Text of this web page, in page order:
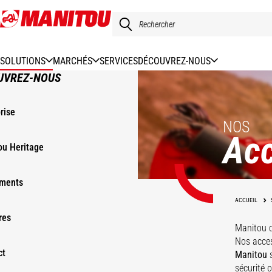
Aller
au
SOLUTIONS
MARCHÉS SERVICESDÉCOUVREZ-NOUS
NOUS
Heritage
NOS
ACCUEIL
Manitou
Nos
Manitou
sécurité